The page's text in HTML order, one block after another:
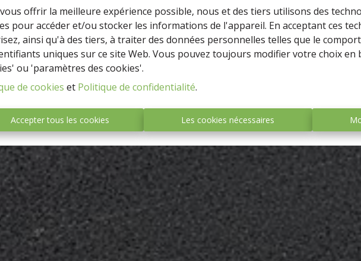
offrir la meilleure expérience possible, nous et des tiers utilisons des
pour accéder et/ou stocker les informations de l'appareil. En acceptant ces
ainsi qu'à des tiers, à traiter des données personnelles telles que le
uniques sur ce site Web. Vous pouvez toujours modifier votre choix en
ou 'paramètres des cookies'.
de cookies et Politique de confidentialité.
Accepter tous les cookies Les cookies nécessaires